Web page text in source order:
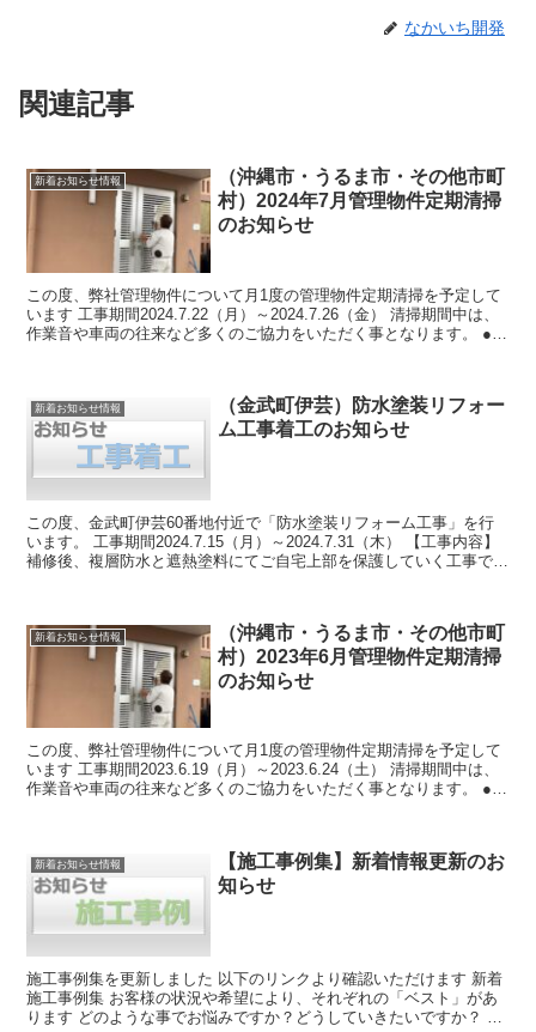
なかいち開発
関連記事
新着お知らせ情報
（沖縄市・うるま市・その他市町
村）2024年7月管理物件定期清掃
のお知らせ
この度、弊社管理物件について月1度の管理物件定期清掃を予定して
います 工事期間2024.7.22（月）～2024.7.26（金） 清掃期間中は、
作業音や車両の往来など多くのご協力をいただく事となります。 ●対
新着お知らせ情報
（金武町伊芸）防水塗装リフォー
ム工事着工のお知らせ
この度、金武町伊芸60番地付近で「防水塗装リフォーム工事」を行
います。 工事期間2024.7.15（月）～2024.7.31（木） 【工事内容】
補修後、複層防水と遮熱塗料にてご自宅上部を保護していく工事です
新着お知らせ情報
（沖縄市・うるま市・その他市町
村）2023年6月管理物件定期清掃
のお知らせ
この度、弊社管理物件について月1度の管理物件定期清掃を予定して
います 工事期間2023.6.19（月）～2023.6.24（土） 清掃期間中は、
作業音や車両の往来など多くのご協力をいただく事となります。 ●対
新着お知らせ情報
【施工事例集】新着情報更新のお
知らせ
施工事例集を更新しました 以下のリンクより確認いただけます 新着
施工事例集 お客様の状況や希望により、それぞれの「ベスト」があ
ります どのような事でお悩みですか？どうしていきたいですか？ ぜ